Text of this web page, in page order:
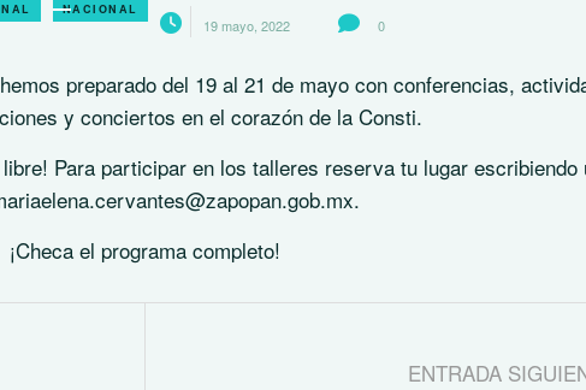
NACIONAL
19 mayo, 2022 0
preparado del 19 al 21 de mayo con conferencias,
y conciertos en el corazón de la Consti.
Para participar en los talleres reserva tu lugar escribiendo
¡Checa el programa completo!
ENTRADA